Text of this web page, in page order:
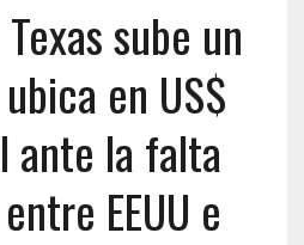
sube un
en US$
ante la falta
EEUU e